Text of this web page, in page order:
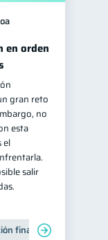
en orden
gran reto
no
esta
el
salir
financiera